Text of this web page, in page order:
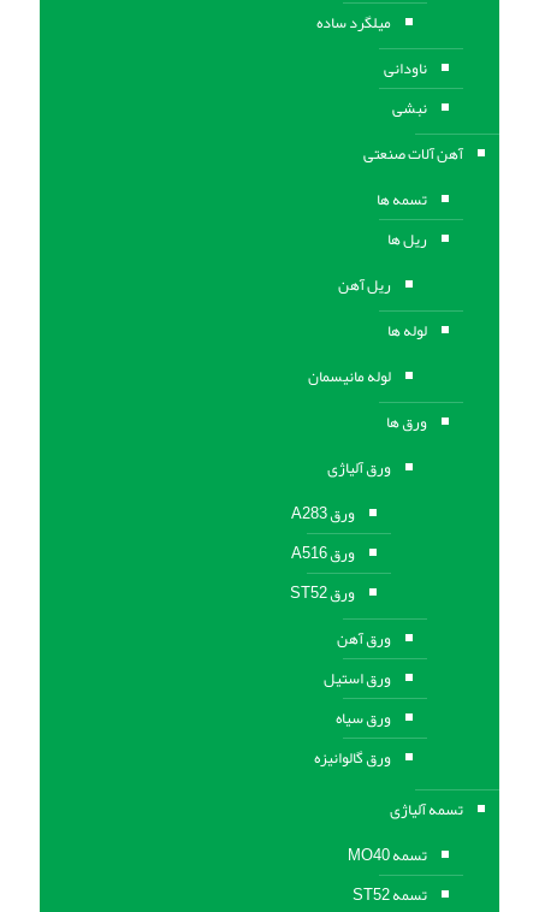
میلگرد ساده
ناودانی
نبشی
آهن آلات صنعتی
تسمه ها
ریل ها
ریل آهن
لوله ها
لوله مانیسمان
ورق ها
ورق آلیاژی
ورق A283
ورق A516
ورق ST52
ورق آهن
ورق استیل
ورق سیاه
ورق گالوانیزه
تسمه آلیاژی
تسمه MO40
تسمه ST52